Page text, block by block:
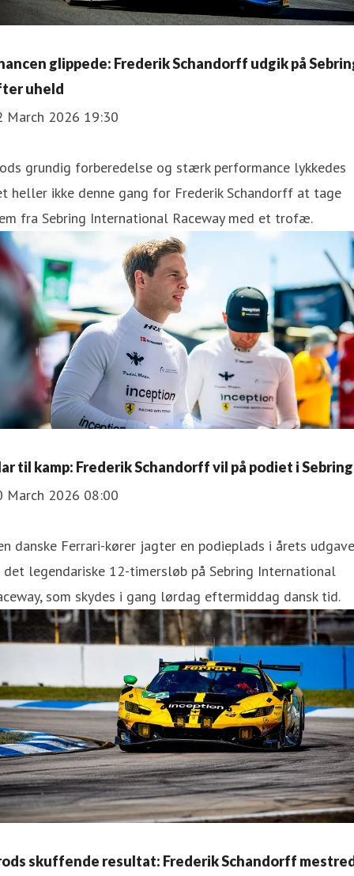
glippede: Frederik Schandorff udgik på
uheld
March 2026 19:30
grundig forberedelse og stærk performance lykkedes
heller ikke denne gang for Frederik Schandorff at tage
fra Sebring International Raceway med et trofæ.
til kamp: Frederik Schandorff vil på podiet i Sebring
March 2026 08:00
danske Ferrari-kører jagter en podieplads i årets udgave
legendariske 12-timersløb på Sebring International
som skydes i gang lørdag eftermiddag dansk tid.
skuffende resultat: Frederik Schandorff